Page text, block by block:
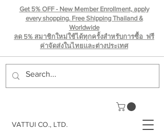
VATTUI CO., LTD.
Get 5% OFF - New Member Enrollment, apply
every shopping. Free Shipping Thailand &
Worldwide
ลด 5% สมาชิกใหม่ใช้ได้ทุกครั้งสำหรับการซื้อ ฟรี
ค่าจัดส่งในไทยเเละต่างประเทศ